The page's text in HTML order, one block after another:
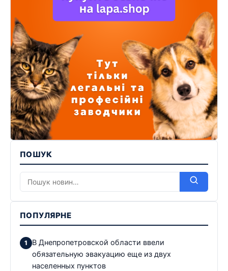
ПОШУК
ПОПУЛЯРНЕ
В Днепропетровской области ввели
обязательную эвакуацию еще из двух
населенных пунктов